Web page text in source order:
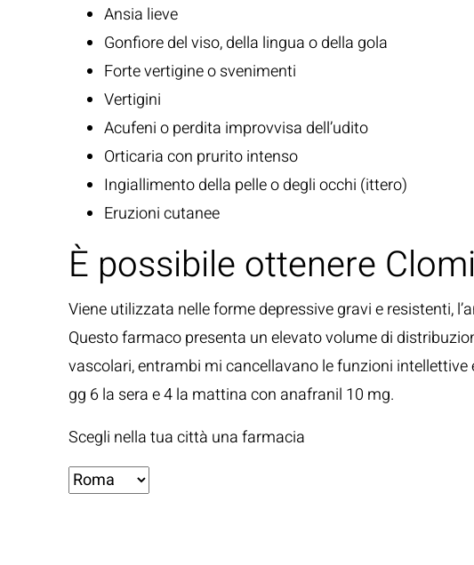
Ansia lieve
Gonfiore del viso, della lingua o della gola
Forte vertigine o svenimenti
Vertigini
Acufeni o perdita improvvisa dell’udito
Orticaria con prurito intenso
Ingiallimento della pelle o degli occhi (ittero)
Eruzioni cutanee
È possibile ottenere
Viene utilizzata nelle forme depressive gravi e resistenti,
Questo farmaco presenta un elevato volume di
vascolari, entrambi mi cancellavano le funzioni
gg 6 la sera e 4 la mattina con anafranil 10 mg.
Scegli nella tua città una farmacia